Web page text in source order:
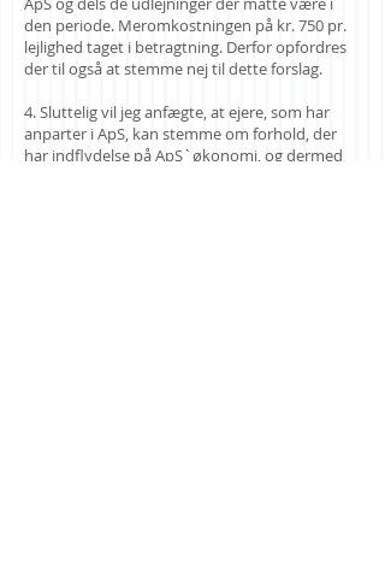
den periode. Meromkostningen på kr. 750 pr.
lejlighed taget i betragtning. Derfor opfordres
der til også at stemme nej til dette forslag.
4. Sluttelig vil jeg anfægte, at ejere, som har
anparter i ApS, kan stemme om forhold, der
har indflydelse på ApS`økonomi, og dermed